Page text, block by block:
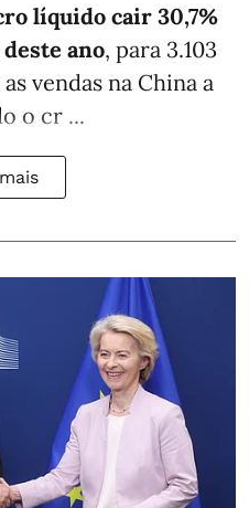
líquido cair 30,7%
ano, para 3.103
vendas na China a
o cr ...